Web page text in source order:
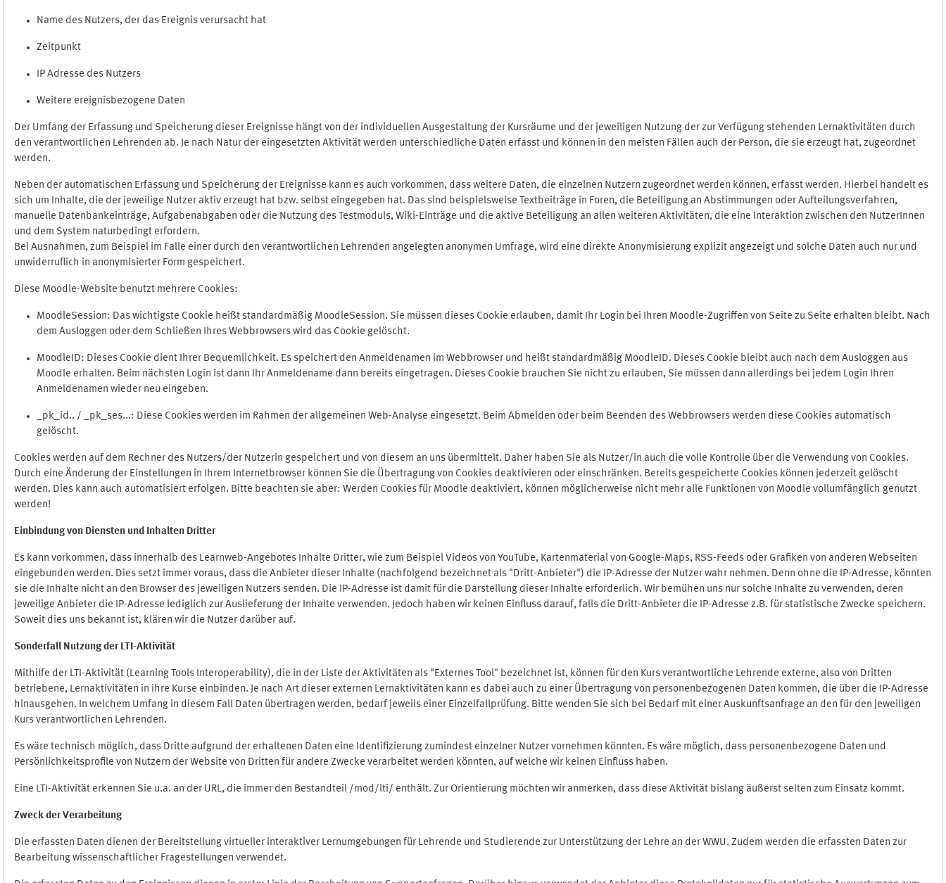
Name des Nutzers, der das Ereignis verursacht hat
Zeitpunkt
IP Adresse des Nutzers
Weitere ereignisbezogene Daten
Der Umfang der Erfassung und Speicherung dieser Ereignisse hängt von der individuellen Ausgestaltung der Kursräume und der jeweiligen Nutzung der zur Verfügung stehenden Lernaktivitäten durch
den verantwortlichen Lehrenden ab. Je nach Natur der eingesetzten Aktivität werden unterschiedliche Daten erfasst und können in den meisten Fällen auch der Person, die sie erzeugt hat, zugeordnet
werden.
Neben der automatischen Erfassung und Speicherung der Ereignisse kann es auch vorkommen, dass weitere Daten, die einzelnen Nutzern zugeordnet werden können, erfasst werden. Hierbei handelt es
sich um Inhalte, die der jeweilige Nutzer aktiv erzeugt hat bzw. selbst eingegeben hat. Das sind beispielsweise Textbeiträge in Foren, die Beteiligung an Abstimmungen oder Aufteilungsverfahren,
manuelle Datenbankeinträge, Aufgabenabgaben oder die Nutzung des Testmoduls, Wiki-Einträge und die aktive Beteiligung an allen weiteren Aktivitäten, die eine Interaktion zwischen den NutzerInnen
und dem System naturbedingt erfordern.
Bei Ausnahmen, zum Beispiel im Falle einer durch den verantwortlichen Lehrenden angelegten anonymen Umfrage, wird eine direkte Anonymisierung explizit angezeigt und solche Daten auch nur und
unwiderruflich in anonymisierter Form gespeichert.
Diese Moodle-Website benutzt mehrere Cookies:
MoodleSession: Das wichtigste Cookie heißt standardmäßig MoodleSession. Sie müssen dieses Cookie erlauben, damit Ihr Login bei Ihren Moodle-Zugriffen von Seite zu Seite erhalten bleibt. Nach
dem Ausloggen oder dem Schließen Ihres Webbrowsers wird das Cookie gelöscht.
MoodleID: Dieses Cookie dient Ihrer Bequemlichkeit. Es speichert den Anmeldenamen im Webbrowser und heißt standardmäßig MoodleID. Dieses Cookie bleibt auch nach dem Ausloggen aus
Moodle erhalten. Beim nächsten Login ist dann Ihr Anmeldename dann bereits eingetragen. Dieses Cookie brauchen Sie nicht zu erlauben, Sie müssen dann allerdings bei jedem Login Ihren
Anmeldenamen wieder neu eingeben.
_pk_id.. / _pk_ses...: Diese Cookies werden im Rahmen der allgemeinen Web-Analyse eingesetzt. Beim Abmelden oder beim Beenden des Webbrowsers werden diese Cookies automatisch
gelöscht.
Cookies werden auf dem Rechner des Nutzers/der Nutzerin gespeichert und von diesem an uns übermittelt. Daher haben Sie als Nutzer/in auch die volle Kontrolle über die Verwendung von Cookies.
Durch eine Änderung der Einstellungen in Ihrem Internetbrowser können Sie die Übertragung von Cookies deaktivieren oder einschränken. Bereits gespeicherte Cookies können jederzeit gelöscht
werden. Dies kann auch automatisiert erfolgen. Bitte beachten sie aber: Werden Cookies für Moodle deaktiviert, können möglicherweise nicht mehr alle Funktionen von Moodle vollumfänglich genutzt
werden!
Einbindung von Diensten und Inhalten Dritter
Es kann vorkommen, dass innerhalb des Learnweb-Angebotes Inhalte Dritter, wie zum Beispiel Videos von YouTube, Kartenmaterial von Google-Maps, RSS-Feeds oder Grafiken von anderen Webseiten
eingebunden werden. Dies setzt immer voraus, dass die Anbieter dieser Inhalte (nachfolgend bezeichnet als "Dritt-Anbieter") die IP-Adresse der Nutzer wahr nehmen. Denn ohne die IP-Adresse, könnten
sie die Inhalte nicht an den Browser des jeweiligen Nutzers senden. Die IP-Adresse ist damit für die Darstellung dieser Inhalte erforderlich. Wir bemühen uns nur solche Inhalte zu verwenden, deren
jeweilige Anbieter die IP-Adresse lediglich zur Auslieferung der Inhalte verwenden. Jedoch haben wir keinen Einfluss darauf, falls die Dritt-Anbieter die IP-Adresse z.B. für statistische Zwecke speichern.
Soweit dies uns bekannt ist, klären wir die Nutzer darüber auf.
Sonderfall Nutzung der LTI-Aktivität
Mithilfe der LTI-Aktivität (Learning Tools Interoperability), die in der Liste der Aktivitäten als "Externes Tool" bezeichnet ist, können für den Kurs verantwortliche Lehrende externe, also von Dritten
betriebene, Lernaktivitäten in ihre Kurse einbinden. Je nach Art dieser externen Lernaktivitäten kann es dabei auch zu einer Übertragung von personenbezogenen Daten kommen, die über die IP-Adresse
hinausgehen. In welchem Umfang in diesem Fall Daten übertragen werden, bedarf jeweils einer Einzelfallprüfung. Bitte wenden Sie sich bei Bedarf mit einer Auskunftsanfrage an den für den jeweiligen
Kurs verantwortlichen Lehrenden.
Es wäre technisch möglich, dass Dritte aufgrund der erhaltenen Daten eine Identifizierung zumindest einzelner Nutzer vornehmen könnten. Es wäre möglich, dass personenbezogene Daten und
Persönlichkeitsprofile von Nutzern der Website von Dritten für andere Zwecke verarbeitet werden könnten, auf welche wir keinen Einfluss haben.
Eine LTI-Aktivität erkennen Sie u.a. an der URL, die immer den Bestandteil /mod/lti/ enthält. Zur Orientierung möchten wir anmerken, dass diese Aktivität bislang äußerst selten zum Einsatz kommt.
Zweck der Verarbeitung
Die erfassten Daten dienen der Bereitstellung virtueller interaktiver Lernumgebungen für Lehrende und Studierende zur Unterstützung der Lehre an der WWU. Zudem werden die erfassten Daten zur
Bearbeitung wissenschaftlicher Fragestellungen verwendet.